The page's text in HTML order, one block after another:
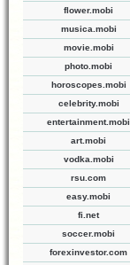
flower.mobi
musica.mobi
movie.mobi
photo.mobi
horoscopes.mobi
celebrity.mobi
entertainment.mobi
art.mobi
vodka.mobi
rsu.com
easy.mobi
fi.net
soccer.mobi
forexinvestor.com